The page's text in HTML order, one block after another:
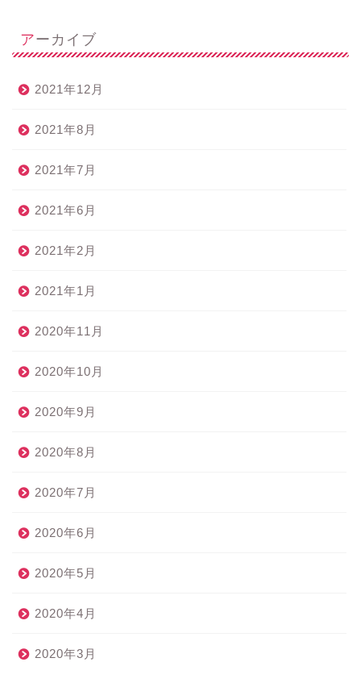
アーカイブ
2021年12月
2021年8月
2021年7月
2021年6月
2021年2月
2021年1月
2020年11月
2020年10月
2020年9月
2020年8月
2020年7月
2020年6月
2020年5月
2020年4月
2020年3月